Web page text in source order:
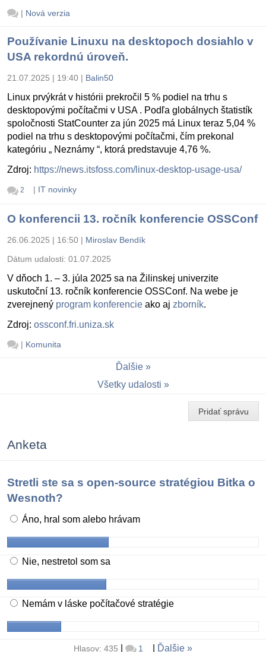
| Nová verzia
Používanie Linuxu na desktopoch dosiahlo v
USA rekordnú úroveň.
21.07.2025 | 19:40 | Balin50
Linux prvýkrát v histórii prekročil 5 % podiel na trhu s
desktopovými počítačmi v USA . Podľa globálnych štatistík
spoločnosti StatCounter za jún 2025 má Linux teraz 5,04 %
podiel na trhu s desktopovými počítačmi, čím prekonal
kategóriu „ Neznámy “, ktorá predstavuje 4,76 %.
Zdroj: https://news.itsfoss.com/linux-desktop-usage-usa/
2 | IT novinky
O konferencii 13. ročník konferencie OSSConf
26.06.2025 | 16:50 | Miroslav Bendík
Dátum udalosti: 01.07.2025
V dňoch 1. – 3. júla 2025 sa na Žilinskej univerzite
uskutoční 13. ročník konferencie OSSConf. Na webe je
zverejnený program konferencie ako aj zborník.
Zdroj: ossconf.fri.uniza.sk
| Komunita
Ďalšie
Všetky udalosti
Pridať správu
Anketa
Stretli ste sa s open-source stratégiou Bitka o
Wesnoth?
Áno, hral som alebo hrávam
Nie, nestretol som sa
Nemám v láske počítačové stratégie
Hlasov: 435 1 Ďalšie